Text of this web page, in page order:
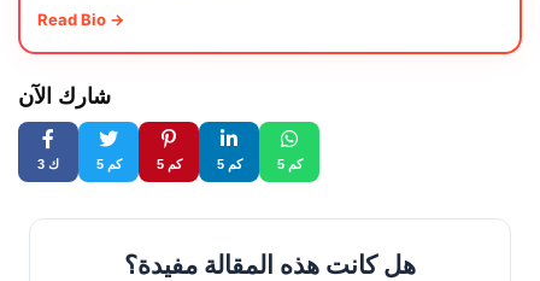
Read Bio →
شارك الآن
3 ك 5 كم 5 كم 5 كم 5 كم
هل كانت هذه المقالة مفيدة؟